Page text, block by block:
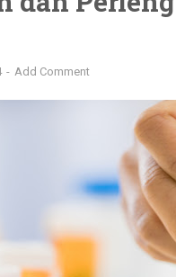
Add Comment